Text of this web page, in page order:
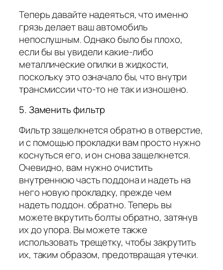
Теперь давайте надеяться, что именно
грязь делает ваш автомобиль
непослушным. Однако было бы плохо,
если бы вы увидели какие-либо
металлические опилки в жидкости,
поскольку это означало бы, что внутри
трансмиссии что-то не так и изношено.
5. Заменить фильтр
Фильтр защелкнется обратно в отверстие,
и с помощью прокладки вам просто нужно
коснуться его, и он снова защелкнется.
Очевидно, вам нужно очистить
внутреннюю часть поддона и надеть на
него новую прокладку, прежде чем
надеть поддон. обратно. Теперь вы
можете вкрутить болты обратно, затянув
их до упора. Вы можете также
использовать трещетку, чтобы закрутить
их, таким образом, предотвращая утечки.